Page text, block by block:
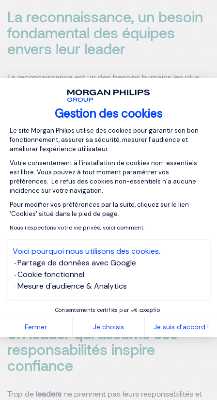
Gestion des cookies
Plateforme de Gestion du
Le site Morgan Philips utilise des cookies pour garantir son bon
fonctionnement, assurer sa sécurité, mesurer l'audience et
améliorer l'expérience utilisateur.
Votre consentement à l'installation de cookies non-essentiels
est libre. Vous pouvez à tout moment paramétrer vos
préférences. Le refus des cookies non-essentiels n’a aucune
incidence sur votre navigation.
Pour modifier vos préférences par la suite, cliquez sur le lien
'Cookies' situé dans le pied de page.
Nous respectons votre vie privée, voici comment.
Voici pourquoi nous utilisons des cookies.
Partage de données avec Google
Cookie fonctionnel
Mesure d'audience & Analytics
Consentements certifiés par
Fermer Je choisis Je suis d'accord !
Axeptio consent
La reconnaissance, un besoin
fondamental des équipes
envers leur leader
La reconnaissance est un des besoins humains les plus
basiques. Lorsque quelqu’un fait du bon travail, il attend,
en retour, qu’on le lui dise. Cela ne signifie pas qu’il faut
trop en faire, un simple « merci » ou « bon travail, bien joué
puissants des leaders, mais il est à utiliser avec
parcimonie.
Des remarques constructives
pour une progression
constante
aider à les réparer. Ce que veulent les équipes, ce sont
des remarques constructives. Si le résultat ne correspond
pas à ce que vous vouliez, dites-leur, mais d’une façon qui
leur permet d’apprendre et de s’améliorer. De cette
manière, ils vont savoir comment ne pas faire la même
Un leader qui assume ses
responsabilités inspire
confiance
Trop de leaders ne prennent pas leurs responsabilités et